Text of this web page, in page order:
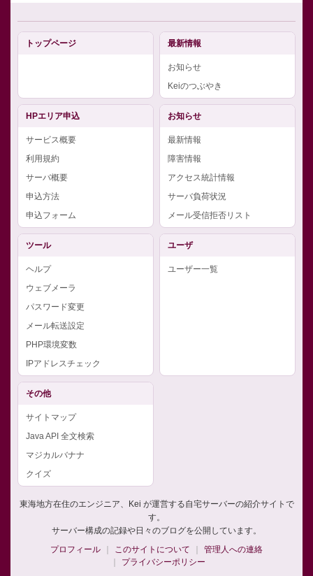
トップページ 最新情報
お知らせ
Keiのつぶやき
HPエリア申込
サービス概要
利用規約
サーバ概要
申込方法
申込フォーム
お知らせ
最新情報
障害情報
アクセス統計情報
サーバ負荷状況
メール受信拒否リスト
ツール
ヘルプ
ウェブメーラ
パスワード変更
メール転送設定
PHP環境変数
IPアドレスチェック
ユーザ
ユーザー一覧
その他
サイトマップ
Java API 全文検索
マジカルバナナ
クイズ
東海地方在住のエンジニア、Kei が運営する自宅サーバーの紹介サイトで
す。
サーバー構成の記録や日々のブログを公開しています。
プロフィール
このサイトについて
管理人への連絡
プライバシーポリシー